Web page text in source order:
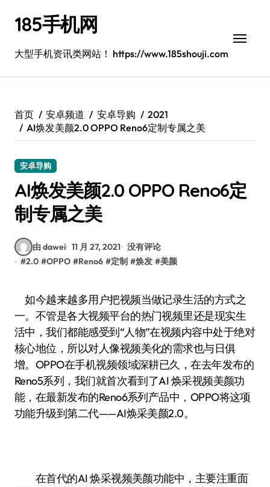
185手机网
大型手机资讯类网站！ https://www.185shouji.com
首页 安卓频道 安卓导购
2021
AI焕发美颜2.0 OPPO Reno6定制专属之美
安卓导购
AI焕发美颜2.0 OPPO Reno6定
制专属之美
由 dawei 11 月 27, 2021 没有评论
#2.0 #OPPO #Reno6 #定制 #焕发 #美颜
如今越来越多用户把视频当做记录生活的方式之
一。不管是各大视频平台的热门视频里还是现实生
活中，我们都能感受到“人物”在视频内容中处于绝对
核心地位，所以对人像视频美化的需求也与日俱
增。OPPO在手机视频领域深耕已久，在去年发布的
Reno5系列，我们就首次看到了AI 焕采视频美颜功
能，在最新发布的Reno6系列产品中，OPPO将这项
功能升级到第二代——AI焕采美颜2.0。
在首代的AI 焕采视频美颜功能中，主要注重面